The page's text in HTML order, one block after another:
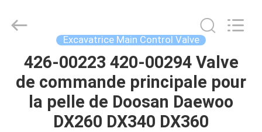
APERÇU
PRODUITS
Machinery
Excavatrice Main Control Valve
426-00223 420-00294 Valve
de commande principale pour
la pelle de Doosan Daewoo
DX260 DX340 DX360